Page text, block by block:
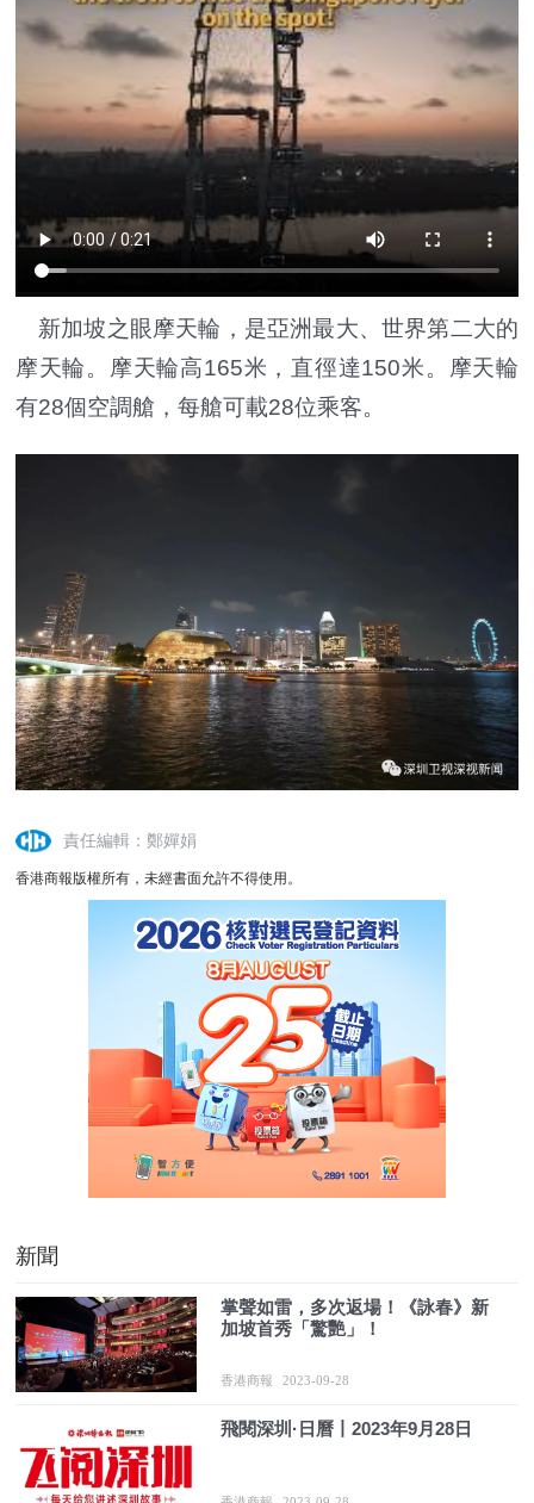
新加坡之眼摩天輪，是亞洲最大、世界第二大的
摩天輪。摩天輪高165米，直徑達150米。摩天輪
有28個空調艙，每艙可載28位乘客。
責任編輯：鄭嬋娟
香港商報版權所有，未經書面允許不得使用。
新聞
掌聲如雷，多次返場！《詠春》新
加坡首秀「驚艷」！
香港商報 2023-09-28
飛閱深圳·日曆丨2023年9月28日